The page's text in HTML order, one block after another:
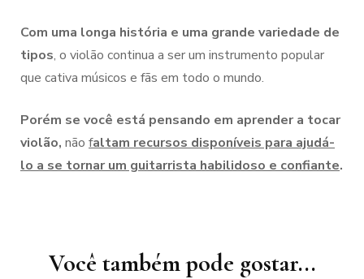
Com uma longa história e uma grande variedade de
tipos, o violão continua a ser um instrumento popular
que cativa músicos e fãs em todo o mundo.
Porém se você está pensando em aprender a tocar
violão, não faltam recursos disponíveis para ajudá-
lo a se tornar um guitarrista habilidoso e confiante.
postVocê também pode gostar...